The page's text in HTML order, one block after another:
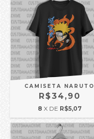
CAMISETA NARUTO
R$34,90
8 X DE R$5,07